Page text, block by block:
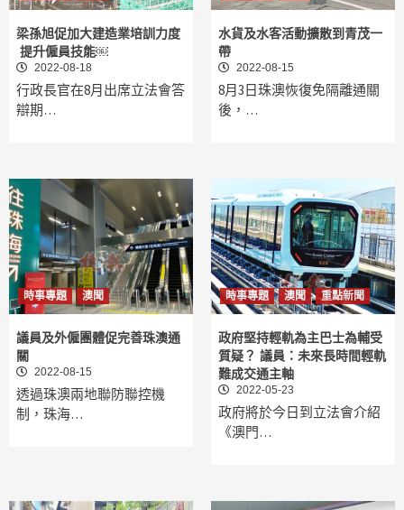
梁孫旭促加大建造業培訓力度
提升僱員技能￼
2022-08-18
行政長官在8月出席立法會答
辯期…
水貨及水客活動擴散到青茂一
帶
2022-08-15
8月3日珠澳恢復免隔離通關
後，…
時事專題 澳聞
議員及外僱團體促完善珠澳通
關
2022-08-15
透過珠澳兩地聯防聯控機
制，珠海…
時事專題 澳聞 重點新聞
政府堅持輕軌為主巴士為輔受
質疑？ 議員：未來長時間輕軌
難成交通主軸
2022-05-23
政府將於今日到立法會介紹
《澳門…